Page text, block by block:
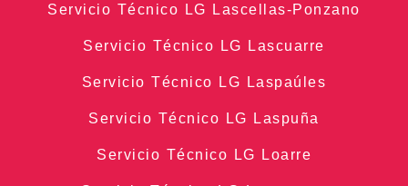
Servicio Técnico LG Lascellas-Ponzano
Servicio Técnico LG Lascuarre
Servicio Técnico LG Laspaúles
Servicio Técnico LG Laspuña
Servicio Técnico LG Loarre